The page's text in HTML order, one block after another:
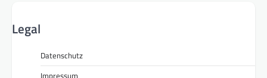
Legal
Datenschutz